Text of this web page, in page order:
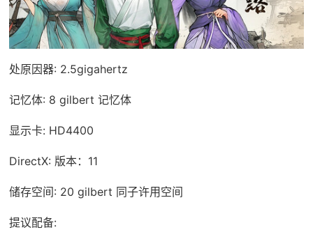
处原因器: 2.5gigahertz
记忆体: 8 gilbert 记忆体
显示卡: HD4400
DirectX: 版本：11
储存空间: 20 gilbert 同子许用空间
提议配备: